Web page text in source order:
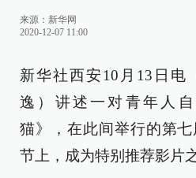
来源： 新华网
2020-12-07 11:00
新华社西安10月13日电
逸）讲述一对青年人
猫》，在此间举行的第
节上，成为特别推荐影片